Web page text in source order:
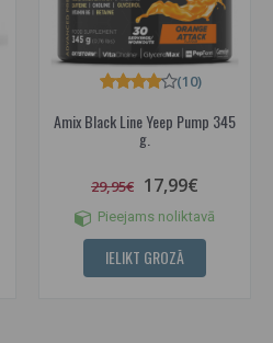
Amix Black Line Yeep Pump 345
g.
(10)
29,95€ 17,99€
Pieejams noliktavā
IELIKT GROZĀ